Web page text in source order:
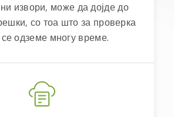
извори, може да дојде до
со тоа што за проверка
одземе многу време.